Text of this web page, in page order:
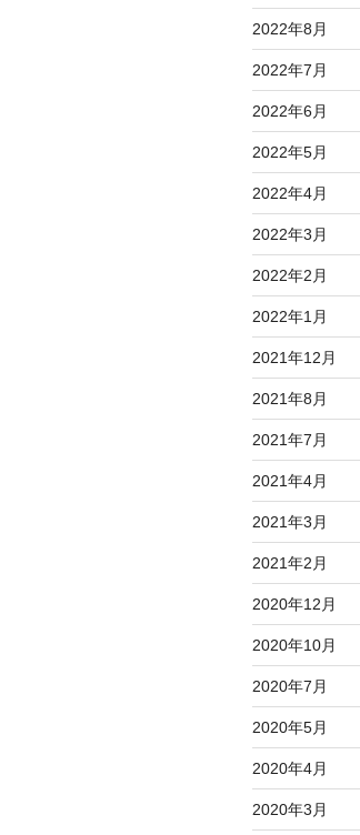
2022年8月
2022年7月
2022年6月
2022年5月
2022年4月
2022年3月
2022年2月
2022年1月
2021年12月
2021年8月
2021年7月
2021年4月
2021年3月
2021年2月
2020年12月
2020年10月
2020年7月
2020年5月
2020年4月
2020年3月